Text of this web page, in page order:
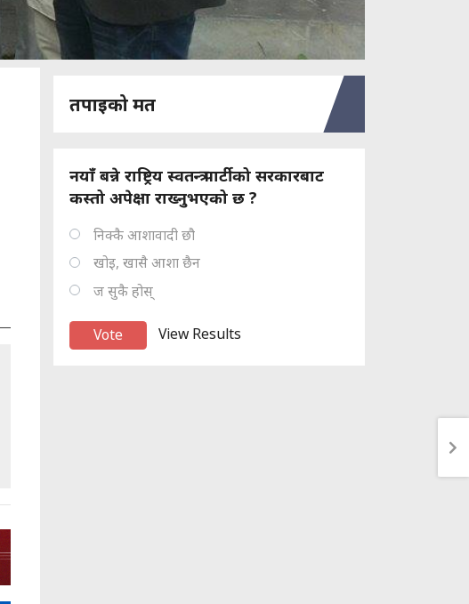
तपाइको मत
नयाँ बन्ने राष्ट्रिय स्वतन्त्र पार्टीको सरकारबाट
कस्तो अपेक्षा राख्नुभएको छ ?
निक्कै आशावादी छौ
खोइ, खासै आशा छैन
ज सुकै होस्
View Results